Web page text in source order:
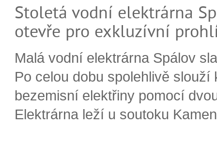
Stoletá vodní elektrárna
otevře pro exkluzívní
Malá vodní elektrárna Spálov
Po celou dobu spolehlivě slouží
bezemisní elektřiny pomocí
Elektrárna leží u soutoku